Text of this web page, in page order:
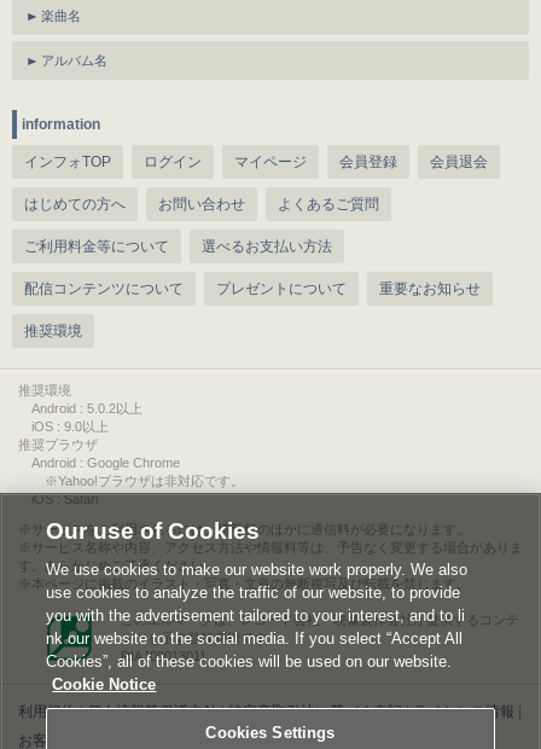
楽曲名
アルバム名
information
インフォTOP ログイン マイページ 会員登録 会員退会
はじめての方へ お問い合わせ よくあるご質問
ご利用料金等について 選べるお支払い方法
配信コンテンツについて プレゼントについて 重要なお知らせ
推奨環境
推奨環境
Android : 5.0.2以上
iOS : 9.0以上
推奨ブラウザ
Android : Google Chrome
※Yahoo!ブラウザは非対応です。
iOS : Safari
サービスをご利用されるには、情報料のほかに通信料が必要になります。
サービス名称や内容、アクセス方法や情報料等は、予告なく変更する場合がありま
す。あらかじめご了承ください。
本ページに掲載のイラスト・写真・文章の無断複写及び転載を禁じます。
このエルマークは、レコード会社・映像製作会社が提供するコンテ
ンツを示す登録商標です。
RIAJ00013011
利用規約|個人情報等保護方針|特定商取引法に基づく表記|ライセンス情報
お客様情報の外部送信について|Cookies Settings
Our use of Cookies
We use cookies to make our website work properly. We also
use cookies to analyze the traffic of our website, to provide
you with the advertisement tailored to your interest, and to li
nk our website to the social media. If you select “Accept All
Cookies”, all of these cookies will be used on our website.
Cookie Notice
Cookies Settings